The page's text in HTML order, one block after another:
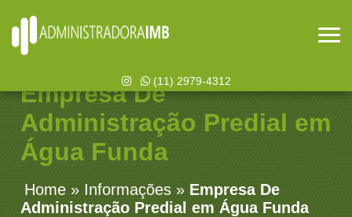
(11) 2979-4312
Empresa De
Administração Predial em
Água Funda
Home » Informações » Empresa De
Administração Predial em Água Funda